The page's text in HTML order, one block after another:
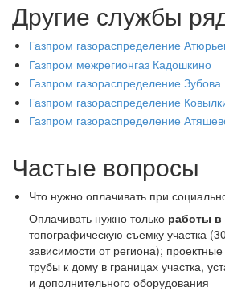
Другие службы
Газпром газораспределение
Газпром межрегионгаз Кадошкино
Газпром газораспределение
Газпром газораспределение
Газпром газораспределение
Частые вопросы
Что нужно оплачивать при
Оплачивать нужно только работы в
топографическую съемку участка
зависимости от региона);
трубы к дому в границах участка,
и дополнительного оборудования